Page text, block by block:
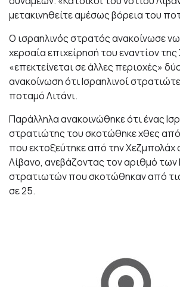
μετακινηθείτε αμέσως βόρεια του
Ο ισραηλινός στρατός ανακοίνωσε
χερσαία επιχείρησή του εναντίον
«επεκτείνεται σε άλλες περιοχές»
ανακοίνωση ότι Ισραηλινοί
ποταμό Λιτάνι.
Παράλληλα ανακοινώθηκε ότι ένας
στρατιώτης του σκοτώθηκε χθες
που εκτοξεύτηκε από την Χεζμπολάχ
Λίβανο, ανεβάζοντας τον αριθμό των
στρατιωτών που σκοτώθηκαν από
σε 25.